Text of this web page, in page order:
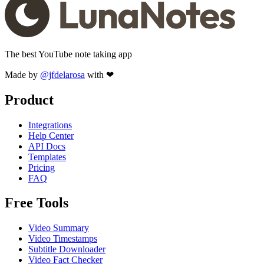
The best YouTube note taking app
Made by @jfdelarosa with ❤
Product
Integrations
Help Center
API Docs
Templates
Pricing
FAQ
Free Tools
Video Summary
Video Timestamps
Subtitle Downloader
Video Fact Checker